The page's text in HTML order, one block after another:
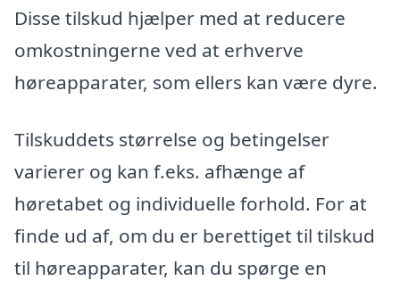
Disse tilskud hjælper med at reducere
omkostningerne ved at erhverve
høreapparater, som ellers kan være dyre.
Tilskuddets størrelse og betingelser
varierer og kan f.eks. afhænge af
høretabet og individuelle forhold. For at
finde ud af, om du er berettiget til tilskud
til høreapparater, kan du spørge en